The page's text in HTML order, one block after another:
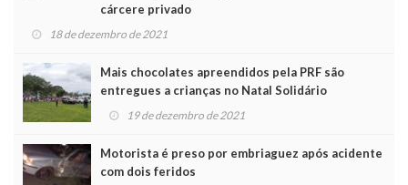
cárcere privado
18 de dezembro de 2021
Mais chocolates apreendidos pela PRF são
entregues a crianças no Natal Solidário
19 de dezembro de 2021
Motorista é preso por embriaguez após acidente
com dois feridos